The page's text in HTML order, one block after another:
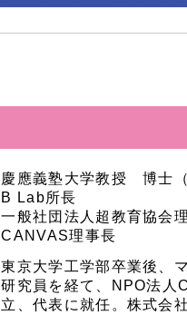
慶應義塾大学教授 博士
B Lab所長
一般社団法人超教育協会
CANVAS理事長
東京大学工学部卒業後、
研究員を経て、NPO法人
立、代表に就任。株式会